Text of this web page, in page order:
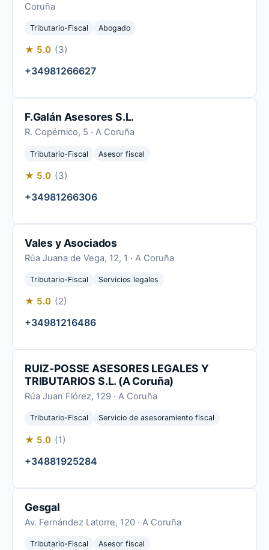
Coruña
Tributario-Fiscal Abogado
★ 5.0 (3)
+34981266627
F.Galán Asesores S.L.
R. Copérnico, 5 · A Coruña
Tributario-Fiscal Asesor fiscal
★ 5.0 (3)
+34981266306
Vales y Asociados
Rúa Juana de Vega, 12, 1 · A Coruña
Tributario-Fiscal Servicios legales
★ 5.0 (2)
+34981216486
RUIZ-POSSE ASESORES LEGALES Y
TRIBUTARIOS S.L. (A Coruña)
Rúa Juan Flórez, 129 · A Coruña
Tributario-Fiscal Servicio de asesoramiento fiscal
★ 5.0 (1)
+34881925284
Gesgal
Av. Fernández Latorre, 120 · A Coruña
Tributario-Fiscal Asesor fiscal